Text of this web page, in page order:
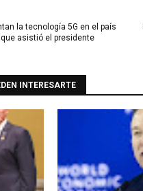
la tecnología 5G en el país
asistió el presidente
INTERESARTE